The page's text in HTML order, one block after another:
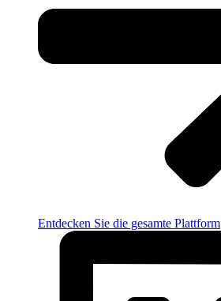
Entdecken Sie die gesamte Plattform